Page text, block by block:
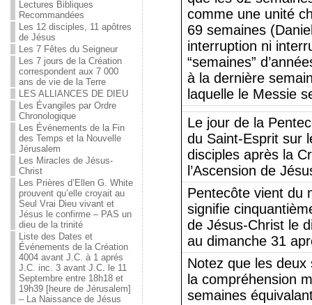
Lectures Bibliques
Recommandées
Les 12 disciples, 11 apôtres
de Jésus
Les 7 Fêtes du Seigneur
Les 7 jours de la Création
correspondent aux 7 000
ans de vie de la Terre
LES ALLIANCES DE DIEU
Les Évangiles par Ordre
Chronologique
Les Événements de la Fin
des Temps et la Nouvelle
Jérusalem
Les Miracles de Jésus-
Christ
Les Prières d’Ellen G. White
prouvent qu’elle croyait au
Seul Vrai Dieu vivant et
Jésus le confirme – PAS un
dieu de la trinité
Liste des Dates et
Événements de la Création
4004 avant J.C. à 1 aprés
J.C. inc. 3 avant J.C. le 11
Septembre entre 18h18 et
19h39 [heure de Jérusalem]
– La Naissance de Jésus
comme une unité
69 semaines
interruption ni
“semaines”
à la dernière
laquelle le Messie
Le jour de la
du Saint-Esprit sur
disciples après la
l’Ascension de
Pentecôte vient du
signifie
de Jésus-Christ le
au dimanche 31
Notez que les
la compréhension
semaines